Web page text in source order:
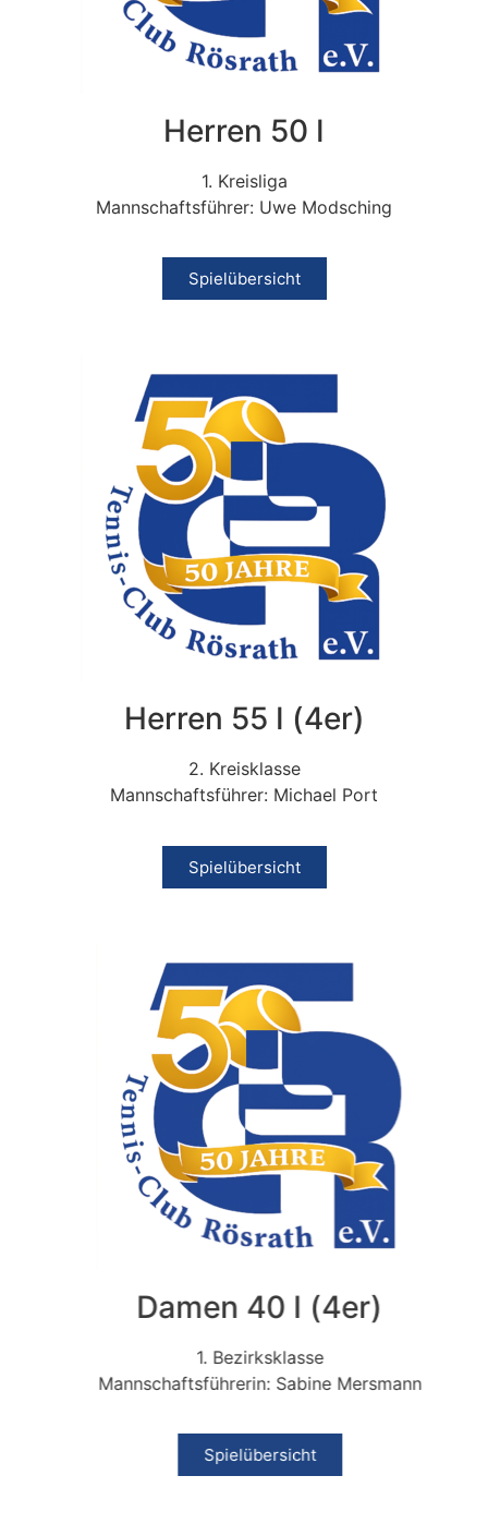
Herren 50 I
1. Kreisliga
Mannschaftsführer: Uwe Modsching
Spielübersicht
Herren 55 I (4er)
2. Kreisklasse
Mannschaftsführer: Michael Port
Spielübersicht
Damen 40 I (4er)
1. Bezirksklasse
Mannschaftsführerin: Sabine Mersmann
Spielübersicht